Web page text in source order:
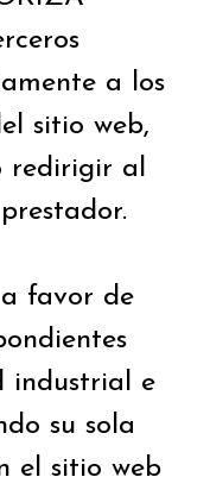
a los
sitio web,
redirigir al
favor de
industrial e
su sola
el sitio web